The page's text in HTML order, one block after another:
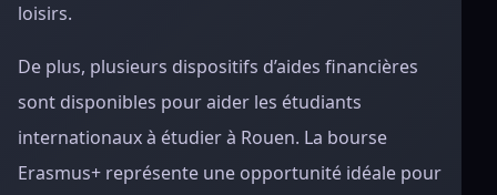
loisirs.
De plus, plusieurs dispositifs d’aides financières
sont disponibles pour aider les étudiants
internationaux à étudier à Rouen. La bourse
Erasmus+ représente une opportunité idéale pour